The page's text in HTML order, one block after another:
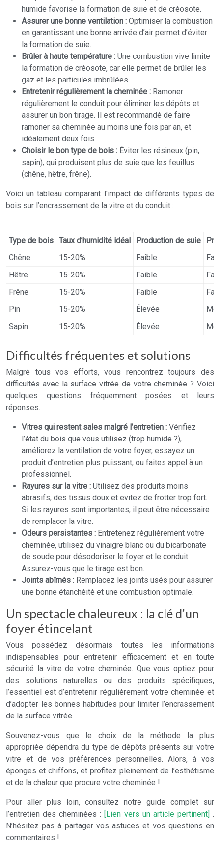
humide favorise la formation de suie et de créosote.
Assurer une bonne ventilation : Optimiser la combustion
en garantissant une bonne arrivée d’air permet d’éviter
la formation de suie.
Brûler à haute température : Une combustion vive limite
la formation de créosote, car elle permet de brûler les
gaz et les particules imbrûlées.
Entretenir régulièrement la cheminée : Ramoner
régulièrement le conduit pour éliminer les dépôts et
assurer un bon tirage. Il est recommandé de faire
ramoner sa cheminée au moins une fois par an, et
idéalement deux fois.
Choisir le bon type de bois : Éviter les résineux (pin,
sapin), qui produisent plus de suie que les feuillus
(chêne, hêtre, frêne).
Voici un tableau comparant l’impact de différents types de
bois sur l’encrassement de la vitre et du conduit :
Type de bois Taux d’humidité idéal Production de suie
Chêne
15-20% Faible
Hêtre
15-20% Faible
Frêne
15-20% Faible
Pin
15-20% Élevée
Sapin
15-20% Élevée
Difficultés fréquentes et solutions
Malgré tous vos efforts, vous rencontrez toujours des
difficultés avec la surface vitrée de votre cheminée ? Voici
quelques questions fréquemment posées et leurs
réponses.
Vitres qui restent sales malgré l’entretien : Vérifiez
l’état du bois que vous utilisez (trop humide ?),
améliorez la ventilation de votre foyer, essayez un
produit d’entretien plus puissant, ou faites appel à un
professionnel.
Rayures sur la vitre : Utilisez des produits moins
abrasifs, des tissus doux et évitez de frotter trop fort.
Si les rayures sont importantes, il peut être nécessaire
de remplacer la vitre.
Odeurs persistantes : Entretenez régulièrement votre
cheminée, utilisez du vinaigre blanc ou du bicarbonate
de soude pour désodoriser le foyer et le conduit.
Assurez-vous que le tirage est bon.
Joints abîmés : Remplacez les joints usés pour assurer
une bonne étanchéité et une combustion optimale.
Un spectacle chaleureux : la clé d’un
foyer étincelant
Vous possédez désormais toutes les informations
indispensables pour entretenir efficacement et en toute
sécurité la vitre de votre cheminée. Que vous optiez pour
des solutions naturelles ou des produits spécifiques,
l’essentiel est d’entretenir régulièrement votre cheminée et
d’adopter les bonnes habitudes pour limiter l’encrassement
de la surface vitrée.
Souvenez-vous que le choix de la méthode la plus
appropriée dépendra du type de dépôts présents sur votre
vitre et de vos préférences personnelles. Alors, à vos
éponges et chiffons, et profitez pleinement de l’esthétisme
et de la chaleur que procure votre cheminée !
Pour aller plus loin, consultez notre guide complet sur
l’entretien des cheminées : [Lien vers un article pertinent].
N’hésitez pas à partager vos astuces et vos questions en
commentaires !